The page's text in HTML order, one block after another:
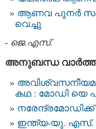
ആണവ പുനര്‍
വെച്ചു
- ജെ.എസ്.
അനുബന്ധ
കഥ : മോഡി യെ
ഇന്ത്യ-യു. എസ്.